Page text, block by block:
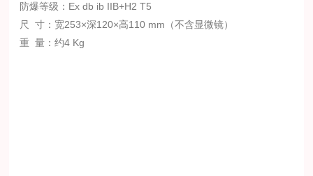
防爆等级： Ex db ib IIB+H2 T5
尺
寸：宽253×深120×高110 mm （不含显微镜）
重 量：约4 Kg